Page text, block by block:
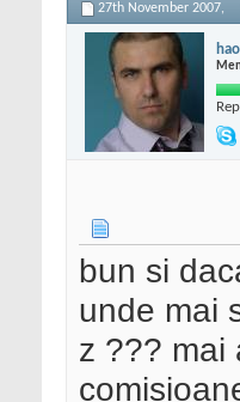
27th November 2007,
bun si
unde mai
z ??? mai